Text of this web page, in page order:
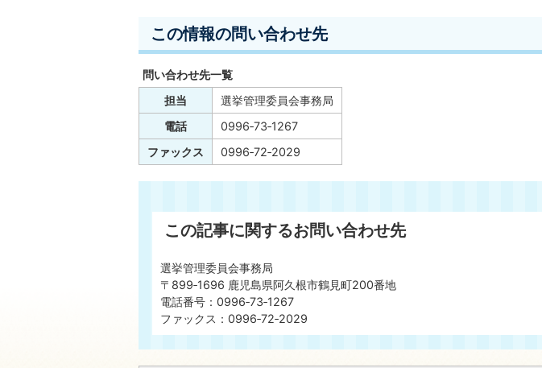
この情報の問い合わせ先
問い合わせ先一覧
担当
選挙管理委員会事務局
電話
0996‐73‐1267
ファックス
0996‐72‐2029
この記事に関するお問い合わせ先
選挙管理委員会事務局
〒899‐1696 鹿児島県阿久根市鶴見町200番地
電話番号：0996‐73‐1267
ファックス：0996‐72‐2029